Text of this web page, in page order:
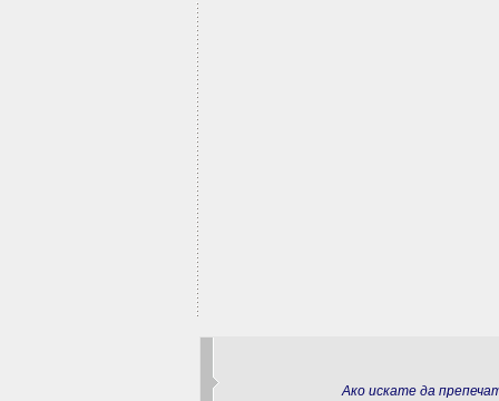
Ако искате да